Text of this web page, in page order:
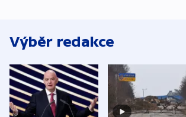
Výběr redakce